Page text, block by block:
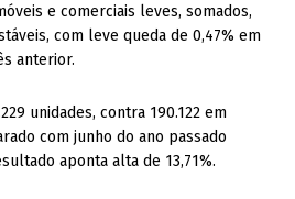
e comerciais leves, somados,
com leve queda de 0,47% em
anterior.
unidades, contra 190.122 em
com junho do ano passado
aponta alta de 13,71%.